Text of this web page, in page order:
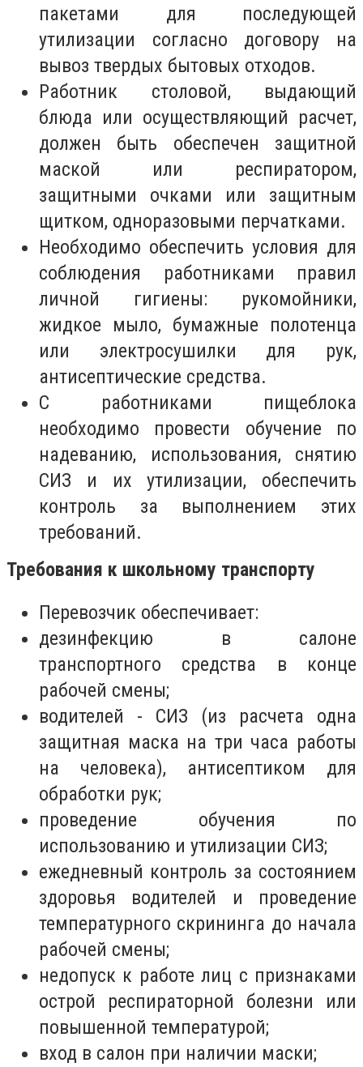
пакетами для последующей
утилизации согласно договору на
вывоз твердых бытовых отходов.
Работник столовой, выдающий
блюда или осуществляющий расчет,
должен быть обеспечен защитной
маской или респиратором,
защитными очками или защитным
щитком, одноразовыми перчатками.
Необходимо обеспечить условия для
соблюдения работниками правил
личной гигиены: рукомойники,
жидкое мыло, бумажные полотенца
или электросушилки для рук,
антисептические средства.
С работниками пищеблока
необходимо провести обучение по
надеванию, использования, снятию
СИЗ и их утилизации, обеспечить
контроль за выполнением этих
требований.
Требования к школьному транспорту
Перевозчик обеспечивает:
дезинфекцию в салоне
транспортного средства в конце
рабочей смены;
водителей - СИЗ (из расчета одна
защитная маска на три часа работы
на человека), антисептиком для
обработки рук;
проведение обучения по
использованию и утилизации СИЗ;
ежедневный контроль за состоянием
здоровья водителей и проведение
температурного скрининга до начала
рабочей смены;
недопуск к работе лиц с признаками
острой респираторной болезни или
повышенной температурой;
вход в салон при наличии маски;